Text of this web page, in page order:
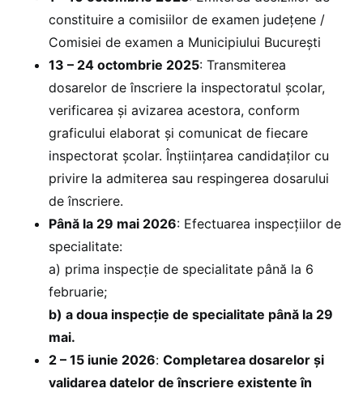
constituire a comisiilor de examen județene /
Comisiei de examen a Municipiului București
13 – 24 octombrie 2025: Transmiterea
dosarelor de înscriere la inspectoratul școlar,
verificarea și avizarea acestora, conform
graficului elaborat și comunicat de fiecare
inspectorat școlar. Înştiinţarea candidaţilor cu
privire la admiterea sau respingerea dosarului
de înscriere.
Până la 29 mai 2026: Efectuarea inspecțiilor de
specialitate:
a) prima inspecție de specialitate până la 6
februarie;
b) a doua inspecție de specialitate până la 29
mai.
2 – 15 iunie 2026: Completarea dosarelor și
validarea datelor de înscriere existente în